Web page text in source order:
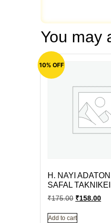
You may
10% OFF
H. NAYI ADATON
SAFAL
₹175.00 ₹158.00
Add to cart